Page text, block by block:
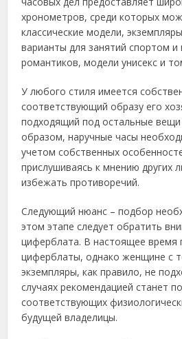
хронометров, среди которых
классические модели,
варианты для занятий спортом и
романтиков, модели унисекс и
У любого стиля имеется
соответствующий образу его
подходящий под остальные вещи
образом, наручные часы
учетом собственных
прислушиваясь к мнению других
избежать противоречий.
Следующий нюанс – подбор
этом этапе следует обратить
циферблата. В настоящее время
циферблаты, однако женщине с
экземпляры, как правило, не
случаях рекомендацией станет
соответствующих
будущей владелицы.